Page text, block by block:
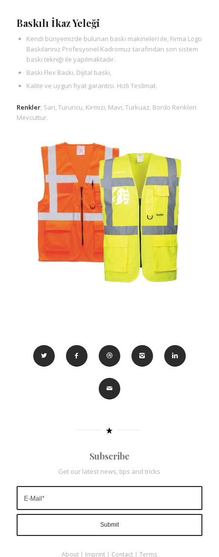
Baskılı İkaz Yeleği
Kendi bünyemizde bulunan baskı makineleri ile, Firma Logo
Baskılarınız Profesyonel Kadromuz tarafından son sistem
baskı tekniği ile yapılmaktadır.
Baskı Flex Baskı, Dijital baskı,
Kalite ve uygun fiyat garantisi. Hızlı Teslimat.
Renkler; Sarı, Turuncu, Kırmızı, Mavi, Turkuaz, Bordo Renkleri
Mevcuttur.
Subscribe
Get our latest news, tips and tricks
About | Imprint | Contact |Terms